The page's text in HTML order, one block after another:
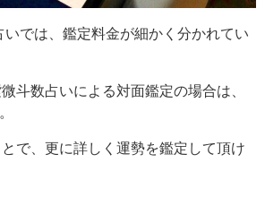
いでは、鑑定料金が細かく分かれてい
斗数占いによる対面鑑定の場合は、
で、更に詳しく運勢を鑑定して頂け